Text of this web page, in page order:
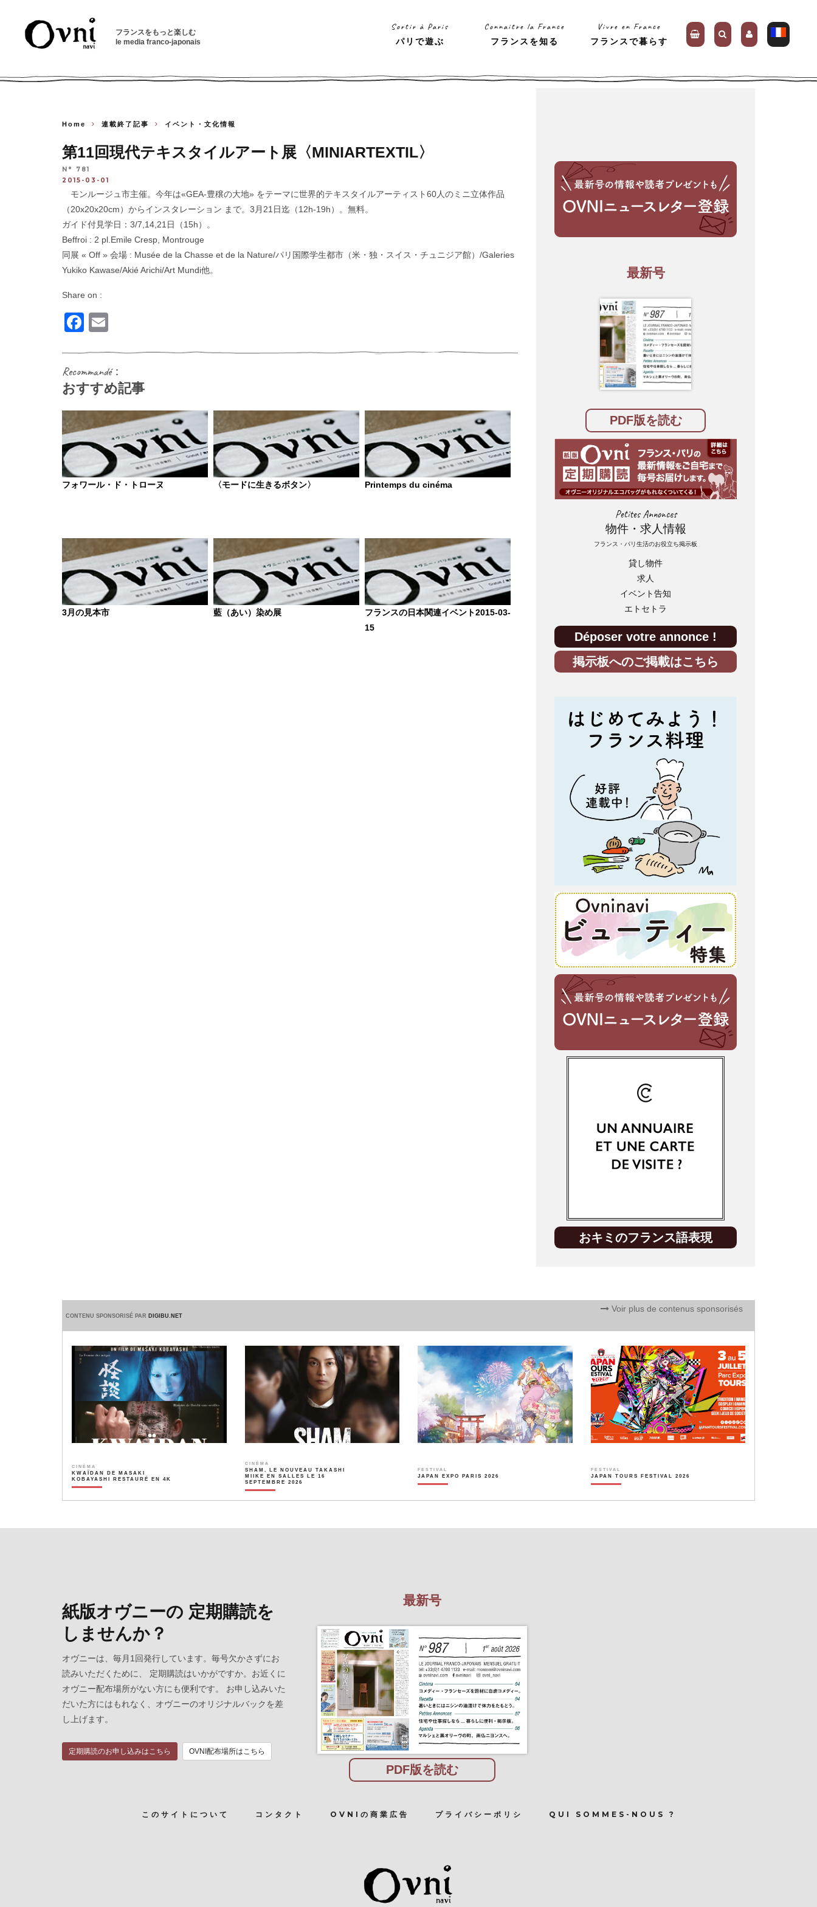
フランスをもっと楽しむ
le media franco-japonais
Sortir à Paris
パリで遊ぶ
Connaitre la France
フランスを知る
Vivre en France
フランスで暮らす
Home 連載終了記事 イベント・文化情報
第11回現代テキスタイルアート展〈MINIARTEXTIL〉
N° 781
2015-03-01
モンルージュ市主催。今年は«GEA-豊穣の大地» をテーマに世界的テキスタイルアーティスト60人のミニ立体作品
（20x20x20cm）からインスタレーション まで。3月21日迄（12h-19h）。無料。
ガイド付見学日：3/7,14,21日（15h）。
Beffroi : 2 pl.Emile Cresp, Montrouge
同展 « Off » 会場 : Musée de la Chasse et de la Nature/パリ国際学生都市（米・独・スイス・チュニジア館）/Galeries
Yukiko Kawase/Akié Arichi/Art Mundi他。
Share on :
Facebook
Recommandé：
おすすめ記事
フォワール・ド・トローヌ 〈モードに生きるボタン〉 Printemps du cinéma
3月の見本市 藍（あい）染め展
フランスの日本関連イベント2015-03-
15
最新号
PDF版を読む
Petites Annonces
物件・求人情報
フランス・パリ生活のお役立ち掲示板
貸し物件
求人
イベント告知
エトセトラ
Déposer votre annonce !
掲示板へのご掲載はこちら
おキミのフランス語表現
CONTENU SPONSORISÉ PAR DIGIBU.NET
Voir plus de contenus sponsorisés
CINÉMA
KWAÏDAN DE MASAKI
KOBAYASHI RESTAURÉ EN 4K
CINÉMA
SHAM, LE NOUVEAU TAKASHI
MIIKE EN SALLES LE 16
SEPTEMBRE 2026
FESTIVAL
JAPAN EXPO PARIS 2026
FESTIVAL
JAPAN TOURS FESTIVAL 2026
紙版オヴニーの 定期購読を
しませんか？
オヴニーは、毎月1回発行しています。毎号欠かさずにお
読みいただくために、 定期購読はいかがですか。お近くに
オヴニー配布場所がない方にも便利です。 お申し込みいた
だいた方にはもれなく、オヴニーのオリジナルバックを差
し上げます。
定期購読のお申し込みはこちら OVNI配布場所はこちら
最新号
PDF版を読む
このサイトについて コンタクト OVNIの商業広告 プライバシーポリシ QUI SOMMES-NOUS ?